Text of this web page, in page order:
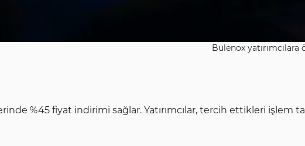
Bulenox
%45 fiyat indirimi sağlar. Yatırımcılar, tercih ettikleri işlem